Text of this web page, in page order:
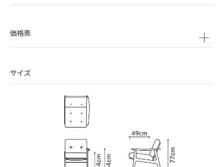
価格表
サイズ